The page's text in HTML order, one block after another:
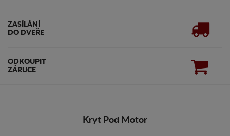
ZASÍLÁNÍ
DO DVEŘE
ODKOUPIT
ZÁRUCE
Kryt Pod Motor